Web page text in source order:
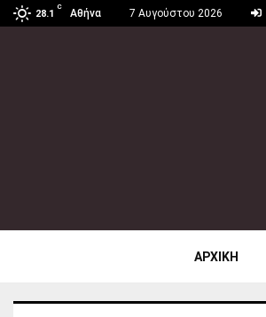
28.1
C
Αθήνα 7 Αυγούστου 2026
ΑΡΧΙΚΗ